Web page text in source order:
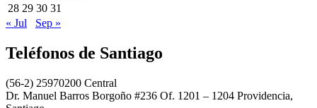
28 29 30 31
« Jul
Sep »
Teléfonos de Santiago
(56-2) 25970200 Central
Dr. Manuel Barros Borgoño #236 Of. 1201 – 1204 Providencia,